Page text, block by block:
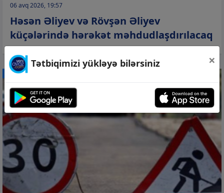
06 avq 2026, 19:57
Həsən Əliyev və Rövşən Əliyev
küçələrində hərəkət məhdudlaşdırılacaq
CƏMİYYƏT
Tətbiqimizi yükləyə bilərsiniz ×